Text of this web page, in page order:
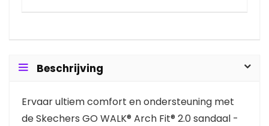
Beschrijving
Ervaar ultiem comfort en ondersteuning met
de Skechers GO WALK® Arch Fit® 2.0 sandaal -